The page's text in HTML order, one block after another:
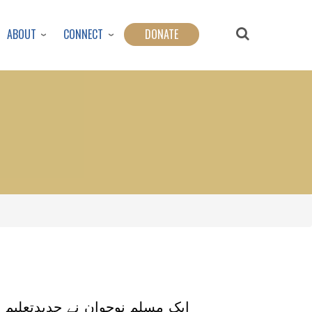
ABOUT CONNECT DONATE
ایک مسلم نوجوان نے